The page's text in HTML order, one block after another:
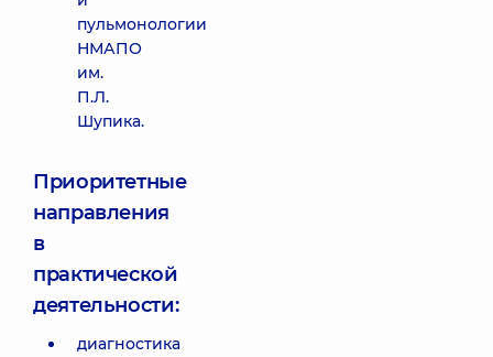
пульмонологии
НМАПО
им.
П.Л.
Шупика.
Приоритетные
направления
в
практической
деятельности:
диагностика